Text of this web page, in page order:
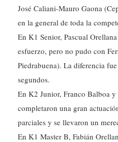
José Caliani-Mauro Gaona
en la general de toda la
En K1 Senior, Pascual
esfuerzo, pero no pudo con
Piedrabuena). La diferencia
segundos.
En K2 Junior, Franco Balboa
completaron una gran
parciales y se llevaron un
En K1 Master B, Fabián